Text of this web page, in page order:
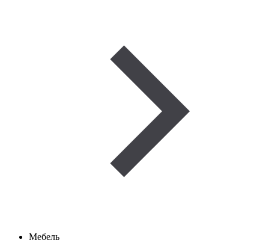
Мебель